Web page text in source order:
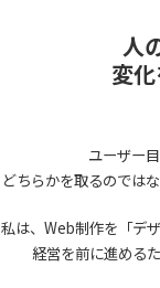
人
変化
ユーザー
どちらかを取るのではな
私は、Web制作を 「デ
経営を前に進める